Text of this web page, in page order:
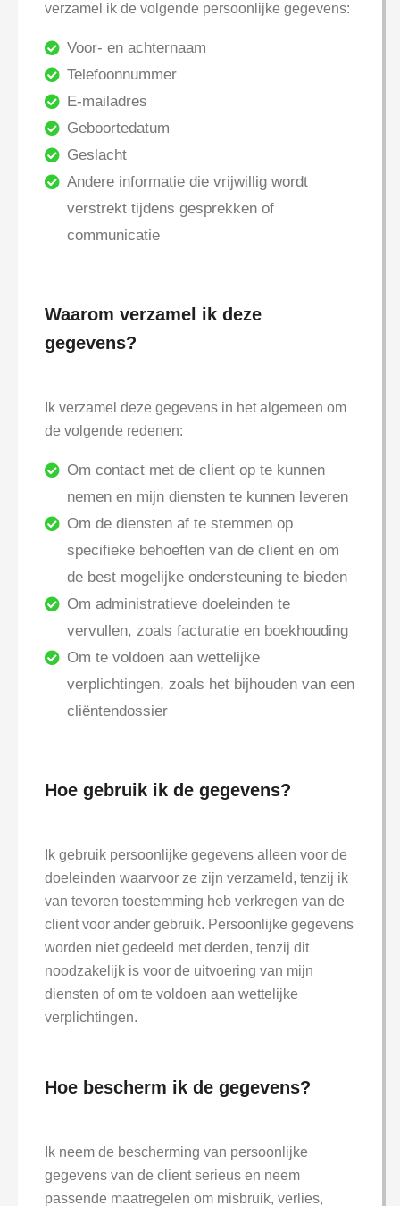
verzamel ik de volgende persoonlijke gegevens:
Voor- en achternaam
Telefoonnummer
E-mailadres
Geboortedatum
Geslacht
Andere informatie die vrijwillig wordt
verstrekt tijdens gesprekken of
communicatie
Waarom verzamel ik deze
gegevens?
Ik verzamel deze gegevens in het algemeen om
de volgende redenen:
Om contact met de client op te kunnen
nemen en mijn diensten te kunnen leveren
Om de diensten af te stemmen op
specifieke behoeften van de client en om
de best mogelijke ondersteuning te bieden
Om administratieve doeleinden te
vervullen, zoals facturatie en boekhouding
Om te voldoen aan wettelijke
verplichtingen, zoals het bijhouden van een
cliëntendossier
Hoe gebruik ik de gegevens?
Ik gebruik persoonlijke gegevens alleen voor de
doeleinden waarvoor ze zijn verzameld, tenzij ik
van tevoren toestemming heb verkregen van de
client voor ander gebruik. Persoonlijke gegevens
worden niet gedeeld met derden, tenzij dit
noodzakelijk is voor de uitvoering van mijn
diensten of om te voldoen aan wettelijke
verplichtingen.
Hoe bescherm ik de gegevens?
Ik neem de bescherming van persoonlijke
gegevens van de client serieus en neem
passende maatregelen om misbruik, verlies,